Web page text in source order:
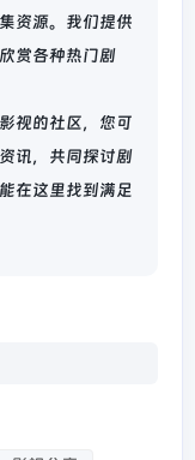
资源。我们提供
赏各种热门剧
视的社区，您可
讯，共同探讨剧
在这里找到满足